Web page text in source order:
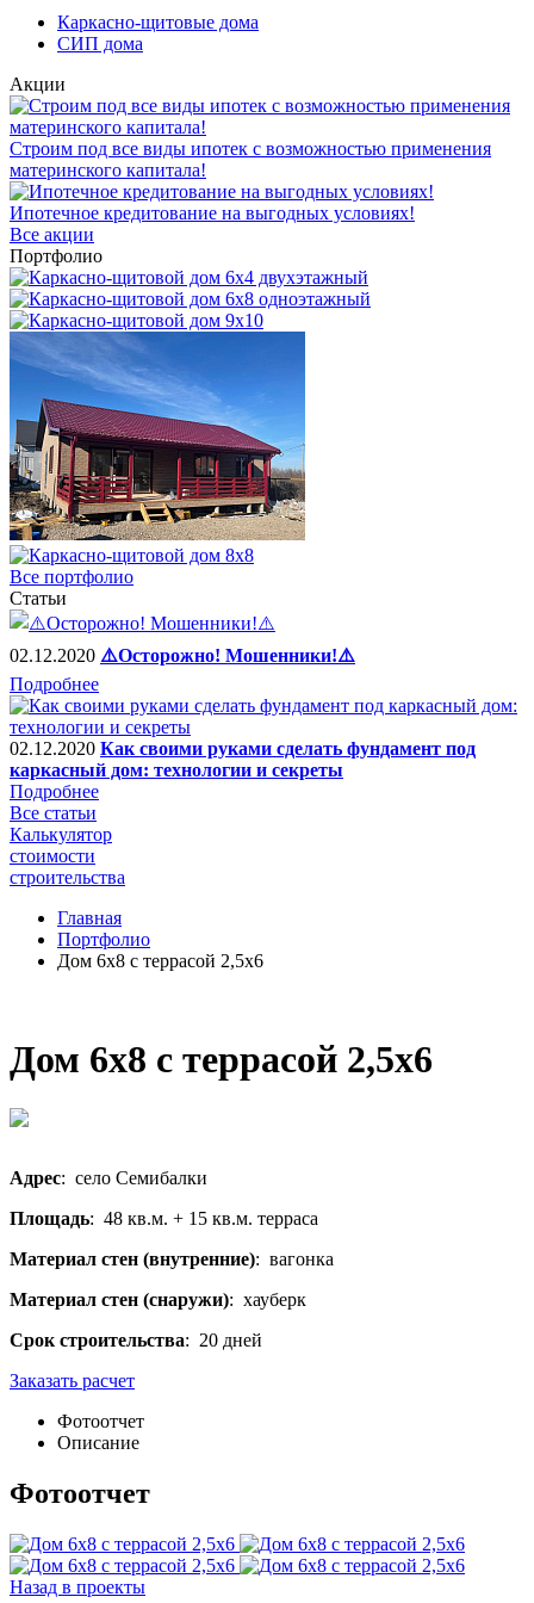
Каркасно-щитовые дома
СИП дома
Акции
Строим под все виды ипотек с возможностью применения
материнского капитала!
Ипотечное кредитование на выгодных условиях!
Все акции
Портфолио
Все портфолио
Статьи
02.12.2020 ⚠️Осторожно! Мошенники!⚠️
Подробнее
02.12.2020 Как своими руками сделать фундамент под
каркасный дом: технологии и секреты
Подробнее
Все статьи
Калькулятор
стоимости
строительства
Главная
Портфолио
Дом 6х8 с террасой 2,5х6
Дом 6х8 с террасой 2,5х6
Адрес: село Семибалки
Площадь: 48 кв.м. + 15 кв.м. терраса
Материал стен (внутренние): вагонка
Материал стен (снаружи): хауберк
Срок строительства: 20 дней
Заказать расчет
Фотоотчет
Описание
Фотоотчет
Назад в проекты